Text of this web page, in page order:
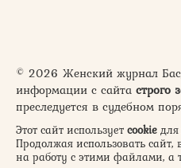
© 2026 Женский журнал
информации с сайта строго
преследуется в судебном
Этот сайт использует cookie
Продолжая использовать сайт,
на работу с этими файлами, а